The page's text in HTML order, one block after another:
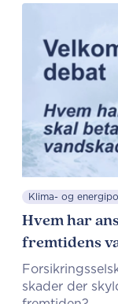
Klima- og
Hvem har
fremtidens
skader der